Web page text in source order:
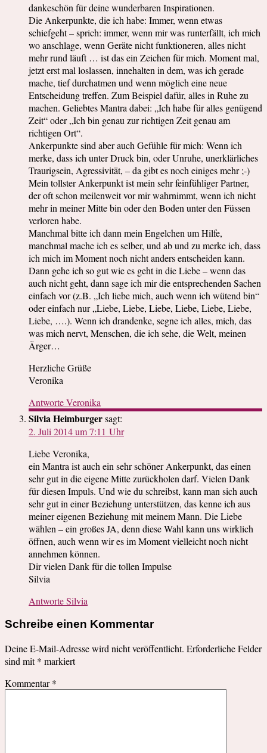
dankeschön für deine wunderbaren Inspirationen.
Die Ankerpunkte, die ich habe: Immer, wenn etwas
schiefgeht – sprich: immer, wenn mir was runterfällt, ich mich
wo anschlage, wenn Geräte nicht funktioneren, alles nicht
mehr rund läuft … ist das ein Zeichen für mich. Moment mal,
jetzt erst mal loslassen, innehalten in dem, was ich gerade
mache, tief durchatmen und wenn möglich eine neue
Entscheidung treffen. Zum Beispiel dafür, alles in Ruhe zu
machen. Geliebtes Mantra dabei: „Ich habe für alles genügend
Zeit“ oder „Ich bin genau zur richtigen Zeit genau am
richtigen Ort“.
Ankerpunkte sind aber auch Gefühle für mich: Wenn ich
merke, dass ich unter Druck bin, oder Unruhe, unerklärliches
Traurigsein, Agressivität, – da gibt es noch einiges mehr ;-)
Mein tollster Ankerpunkt ist mein sehr feinfühliger Partner,
der oft schon meilenweit vor mir wahrnimmt, wenn ich nicht
mehr in meiner Mitte bin oder den Boden unter den Füssen
verloren habe.
Manchmal bitte ich dann mein Engelchen um Hilfe,
manchmal mache ich es selber, und ab und zu merke ich, dass
ich mich im Moment noch nicht anders entscheiden kann.
Dann gehe ich so gut wie es geht in die Liebe – wenn das
auch nicht geht, dann sage ich mir die entsprechenden Sachen
einfach vor (z.B. „Ich liebe mich, auch wenn ich wütend bin“
oder einfach nur „Liebe, Liebe, Liebe, Liebe, Liebe, Liebe,
Liebe, ….). Wenn ich drandenke, segne ich alles, mich, das
was mich nervt, Menschen, die ich sehe, die Welt, meinen
Ärger…
Herzliche Grüße
Veronika
Antworte Veronika
Silvia Heimburgersagt:
2. Juli 2014 um 7:11 Uhr
Liebe Veronika,
ein Mantra ist auch ein sehr schöner Ankerpunkt, das einen
sehr gut in die eigene Mitte zurückholen darf. Vielen Dank
für diesen Impuls. Und wie du schreibst, kann man sich auch
sehr gut in einer Beziehung unterstützen, das kenne ich aus
meiner eigenen Beziehung mit meinem Mann. Die Liebe
wählen – ein großes JA, denn diese Wahl kann uns wirklich
öffnen, auch wenn wir es im Moment vielleicht noch nicht
annehmen können.
Dir vielen Dank für die tollen Impulse
Silvia
Antworte Silvia
Schreibe einen Kommentar
Deine E-Mail-Adresse wird nicht veröffentlicht. Erforderliche Felder
sind mit* markiert
Kommentar*